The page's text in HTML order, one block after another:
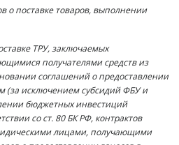
о поставке товаров, выполнении
ТРУ, заключаемых
получателями средств из
соглашений о предоставлении
(за исключением субсидий ФБУ и
бюджетных инвестиций
сост. 80БК РФ, контрактов
лицами, получающими